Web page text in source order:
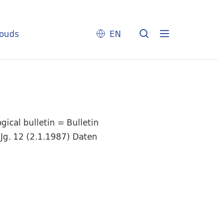
EN
bulletin = Bulletin
12 (2.1.1987) Daten